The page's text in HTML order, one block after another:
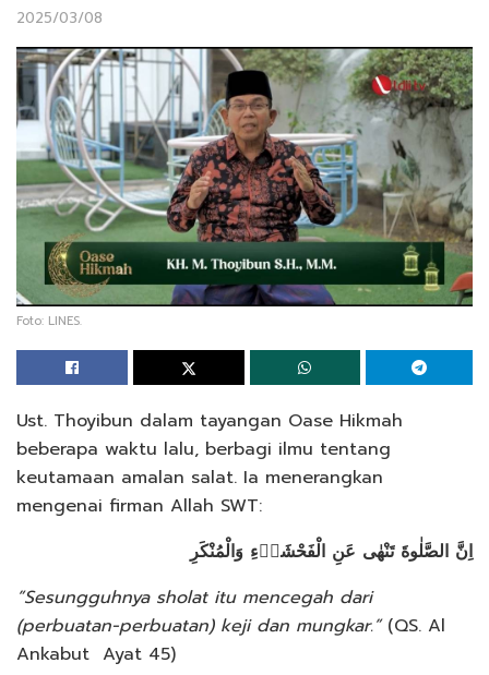
2025/03/08
Foto: LINES.
Ust. Thoyibun dalam tayangan Oase Hikmah
beberapa waktu lalu, berbagi ilmu tentang
keutamaan amalan salat. Ia menerangkan
mengenai firman Allah SWT:
اِنَّ الصَّلٰوةَ تَنْهٰى عَنِ الْفَحْشَاۤءِ وَالْمُنْكَرِ
”Sesungguhnya sholat itu mencegah dari
(perbuatan-perbuatan) keji dan mungkar.”(QS. Al
Ankabut Ayat 45)